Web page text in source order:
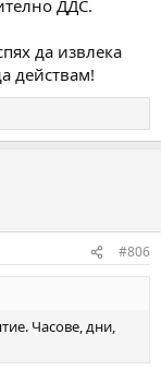
ДДС.
да извлека
действам!
#806
Часове, дни,